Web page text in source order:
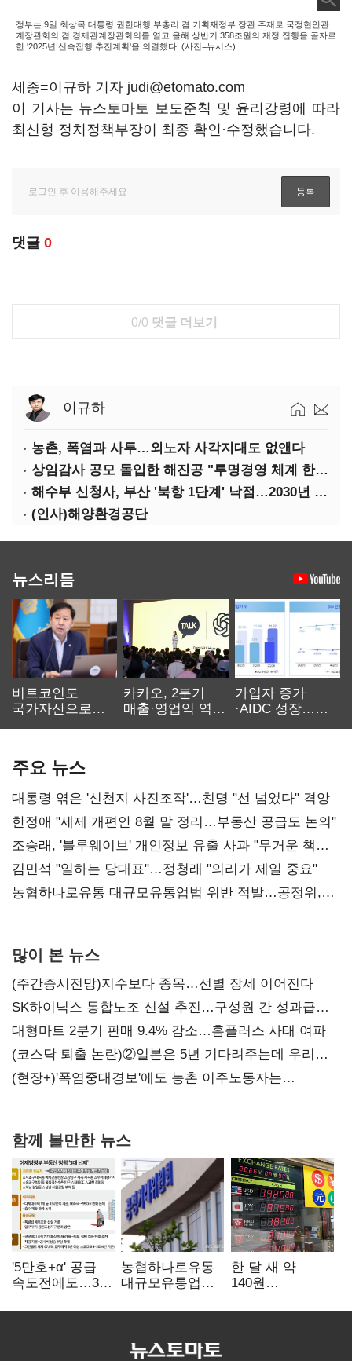
정부는 9일 최상목 대통령 권한대행 부총리 겸 기획재정부 장관 주재로 국정현안관
계장관회의 겸 경제관계장관회의를 열고 올해 상반기 358조원의 재정 집행을 골자로
한 '2025년 신속집행 추진계획'을 의결했다. (사진=뉴시스)
세종=이규하 기자 judi@etomato.com
이 기사는 뉴스토마토 보도준칙 및 윤리강령에 따라
최신형 정치정책부장이 최종 확인·수정했습니다.
댓글 0
0/0 댓글 더보기
이규하
농촌, 폭염과 사투…외노자 사각지대도 없앤다
상임감사 공모 돌입한 해진공 "투명경영 체계 한층 강화"
해수부 신청사, 부산 '북항 1단계' 낙점…2030년 완공 목표
(인사)해양환경공단
뉴스리듬
비트코인도
국가자산으로…'
카카오, 2분기
매출·영업익 역대
가입자 증가
·AIDC 성장…
주요 뉴스
대통령 엮은 '신천지 사진조작'…친명 "선 넘었다" 격앙
한정애 "세제 개편안 8월 말 정리…부동산 공급도 논의"
조승래, '블루웨이브' 개인정보 유출 사과 "무거운 책임
통감"
김민석 "일하는 당대표"…정청래 "의리가 제일 중요"
농협하나로유통 대규모유통업법 위반 적발…공정위,
많이 본 뉴스
(주간증시전망)지수보다 종목…선별 장세 이어진다
SK하이닉스 통합노조 신설 추진…구성원 간 성과급
불만 확산
대형마트 2분기 판매 9.4% 감소…홈플러스 사태 여파
(코스닥 퇴출 논란)②일본은 5년 기다려주는데 우리는
당장 퇴출?…시간만으론 부족한 코스닥 구하기
(현장+)'폭염중대경보'에도 농촌 이주노동자는
함께 볼만한 뉴스
'5만호+α' 공급
속도전에도…3대
농협하나로유통
대규모유통업법
공정위, 과징금
부과
한 달 새 약
140원
엔저'에 원화